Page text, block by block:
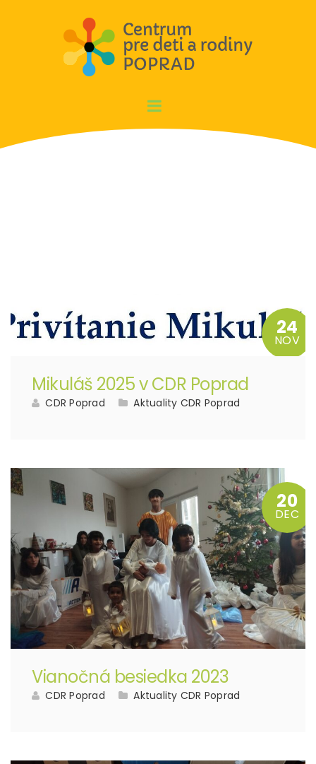
24
NOV
Mikuláš 2025 v CDR Poprad
CDR Poprad Aktuality CDR Poprad
20
DEC
Vianočná besiedka 2023
CDR Poprad Aktuality CDR Poprad